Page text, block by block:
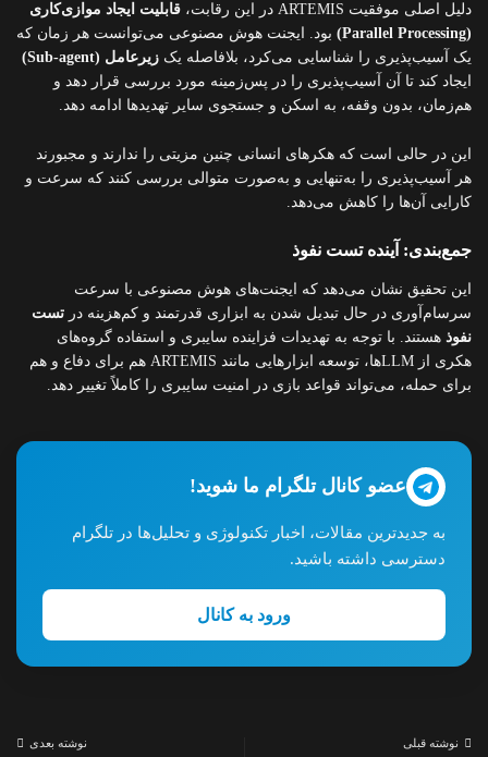
دلیل اصلی موفقیت ARTEMIS در این رقابت،
قابلیت ایجاد موازی‌کاری
(Parallel Processing)
بود. ایجنت هوش مصنوعی می‌توانست هر زمان که
یک آسیب‌پذیری را شناسایی می‌کرد، بلافاصله یک زیرعامل (Sub-agent)
ایجاد کند تا آن آسیب‌پذیری را در پس‌زمینه مورد بررسی قرار دهد و
هم‌زمان، بدون وقفه، به اسکن و جستجوی سایر تهدیدها ادامه دهد.
این در حالی است که هکرهای انسانی چنین مزیتی را ندارند و مجبورند
هر آسیب‌پذیری را به‌تنهایی و به‌صورت متوالی بررسی کنند که سرعت و
کارایی آن‌ها را کاهش می‌دهد.
جمع‌بندی: آینده تست نفوذ
این تحقیق نشان می‌دهد که ایجنت‌های هوش مصنوعی با سرعت
سرسام‌آوری در حال تبدیل شدن به ابزاری قدرتمند و کم‌هزینه در تست
نفوذ هستند. با توجه به تهدیدات فزاینده سایبری و استفاده گروه‌های
هکری از LLM‌ها، توسعه ابزارهایی مانند ARTEMIS هم برای دفاع و هم
برای حمله، می‌تواند قواعد بازی در امنیت سایبری را کاملاً تغییر دهد.
عضو کانال تلگرام ما شوید!
به جدیدترین مقالات، اخبار تکنولوژی و تحلیل‌ها در تلگرام
دسترسی داشته باشید.
ورود به کانال
نوشته قبلی نوشته بعدی